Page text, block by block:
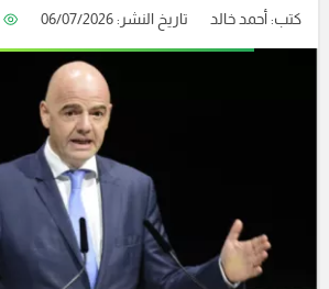
كتب:أحمد خالد تاريخ النشر: 06/07/2026